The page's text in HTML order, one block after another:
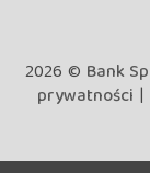
2026 © Bank
prywatności |